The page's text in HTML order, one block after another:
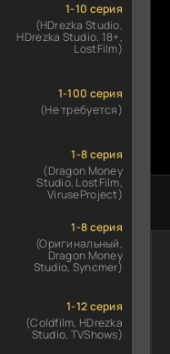
1-10 серия
(HDrezka Studio,
HDrezka Studio. 18+,
LostFilm)
1-100 серия
(Не требуется)
1-8 серия
(Dragon Money
Studio, LostFilm,
ViruseProject)
1-8 серия
(Оригинальный,
Dragon Money
Studio, Syncmer)
1-12 серия
(Coldfilm, HDrezka
Studio, TVShows)